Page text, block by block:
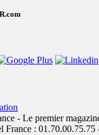
- Le premier
France :